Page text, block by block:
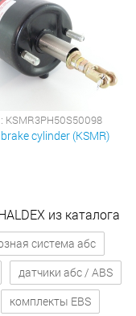
KSMR3PH50S50098
cylinder (KSMR)
из каталога
система абс
датчики абс / ABS
комплекты EBS